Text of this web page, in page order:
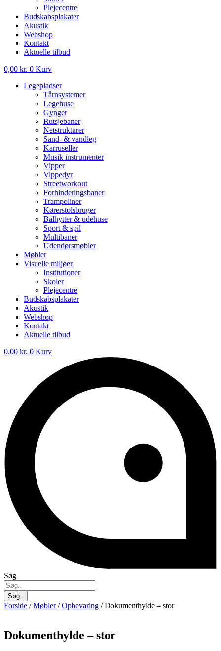
Plejecentre
Budskabsplakater
Akustik
Webshop
Kontakt
Aktuelle tilbud
0,00 kr. 0 Kurv
Legepladser
Tårnsystemer
Legehuse
Gynger
Rutsjebaner
Netstrukturer
Sand- & vandleg
Karruseller
Musik instrumenter
Vipper
Vippedyr
Streetworkout
Forhinderingsbaner
Trampoliner
Kørerstolsbruger
Bålhytter & udehuse
Sport & spil
Multibaner
Udendørsmøbler
Møbler
Visuelle miljøer
Institutioner
Skoler
Plejecentre
Budskabsplakater
Akustik
Webshop
Kontakt
Aktuelle tilbud
0,00 kr. 0 Kurv
Søg
Søg..
Forside /Møbler/Opbevaring / Dokumenthylde – stor
Dokumenthylde – stor